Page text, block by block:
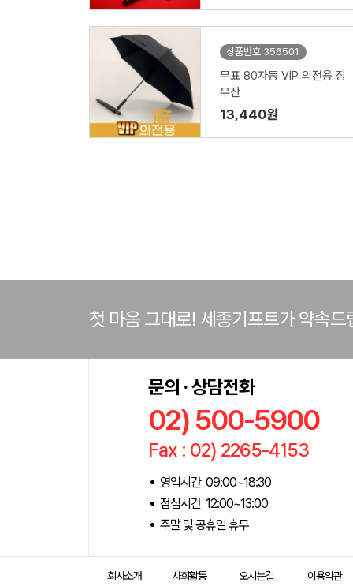
상품번호 356501
무표 80자동 VIP 의전용 장
우산
13,440원
첫 마음 그대로! 세종기프트가 약속드
문의 · 상담전화
02) 500-5900
Fax : 02) 2265-4153
영업시간 09:00~18:30
점심시간 12:00~13:00
주말 및 공휴일 휴무
회사소개 사회활동 오시는길 이용약관